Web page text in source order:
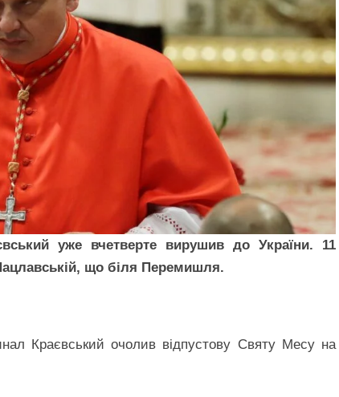
уже вчетверте вирушив до України. 11
що біля Перемишля.
Краєвський очолив відпустову Святу Месу на